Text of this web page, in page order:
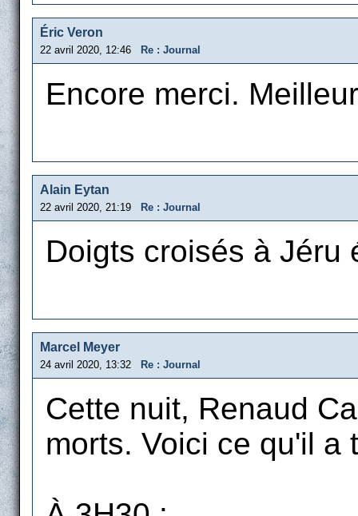
Éric Veron
22 avril 2020, 12:46 Re : Journal
Encore merci.
Alain Eytan
22 avril 2020, 21:19 Re : Journal
Doigts croisés à Jéru
Marcel Meyer
24 avril 2020, 13:32 Re : Journal
Cette nuit, Renaud
morts. Voici ce qu'il a